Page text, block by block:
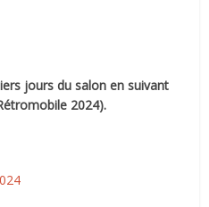
jours du salon en suivant
2024).